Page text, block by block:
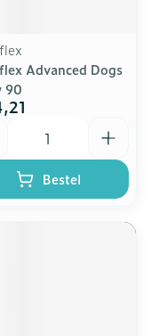
Advanced Dogs
90
Bestel